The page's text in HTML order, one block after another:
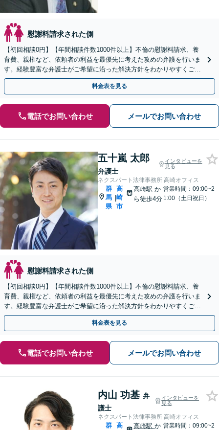
慰謝料請求された側
【初回相談0円】【年間相談件数1000件以上】不倫の慰謝料請求、養
育費、親権など、依頼者の利益を最優先に考えた攻めの弁護を行いま
す。経験豊富な弁護士がご希望に沿った解決方針をわかりやすくご提
案します。お気軽にお問合せ下さい。
料金表を見る
電話でお問い合わせ メールでお問い合わせ
五十嵐 太郎
弁護士
インタビューを
見る
ネクスパート法律事務所 高崎オフィス
群
馬
県
|
高
崎
市
高崎駅か
ら徒歩4分
営業時間：09:00~2
1:00（土日祝日）
慰謝料請求された側
【初回相談0円】【年間相談件数1000件以上】不倫の慰謝料請求、養
育費、親権など、依頼者の利益を最優先に考えた攻めの弁護を行いま
す。経験豊富な弁護士がご希望に沿った解決方針をわかりやすくご提
案します。お気軽にお問合せ下さい。
料金表を見る
電話でお問い合わせ メールでお問い合わせ
内山 功基 弁
護士
インタビューを
見る
ネクスパート法律事務所 高崎オフィス
群
高
高崎駅か 営業時間：09:00~2